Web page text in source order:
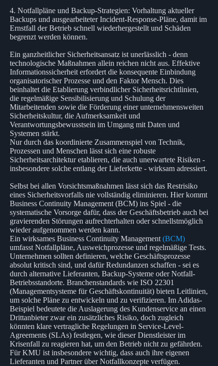
4. Notfallpläne und Backup-Strategien: Vorhaltung aktueller
Backups und ausgearbeiteter Incident-Response-Pläne, damit im
Ernstfall der Betrieb schnell wiederhergestellt und Schäden
begrenzt werden können.
Ein ganzheitlicher Sicherheitsansatz ist unerlässlich - denn
technologische Maßnahmen allein reichen nicht aus. Effektive
Informationssicherheit erfordert die konsequente Einbindung
organisatorischer Prozesse und den Faktor Mensch. Dies
beinhaltet die Etablierung verbindlicher Sicherheitsrichtlinien,
die regelmäßige Sensibilisierung und Schulung der
Mitarbeitenden sowie die Förderung einer unternehmensweiten
Sicherheitskultur, die Aufmerksamkeit und
Verantwortungsbewusstsein im Umgang mit Daten und
Systemen stärkt.
Nur durch das koordinierte Zusammenspiel von Technik,
Prozessen und Menschen lässt sich eine robuste
Sicherheitsarchitektur etablieren, die auch unerwartete Risiken -
insbesondere solche entlang der Lieferkette - wirksam adressiert.
Selbst bei allen Vorsichtsmaßnahmen lässt sich das Restrisiko
eines Sicherheitsvorfalls nie vollständig eliminieren. Hier kommt
Business Continuity Management (BCM) ins Spiel - die
systematische Vorsorge dafür, dass der Geschäftsbetrieb auch bei
gravierenden Störungen aufrechterhalten oder schnellstmöglich
wieder aufgenommen werden kann.
Ein wirksames Business Continuity Management (BCM)
umfasst Notfallpläne, Ausweichprozesse und regelmäßige Tests.
Unternehmen sollten definieren, welche Geschäftsprozesse
absolut kritisch sind, und dafür Redundanzen schaffen - sei es
durch alternative Lieferanten, Backup-Systeme oder Notfall-
Betriebsstandorte. Branchenstandards wie ISO 22301
(Managementsysteme für Geschäftskontinuität) bieten Leitlinien,
um solche Pläne zu entwickeln und zu verifizieren. Im Adidas-
Beispiel bedeutete die Auslagerung des Kundenservice an einen
Drittanbieter zwar ein zusätzliches Risiko, doch zugleich
könnten klare vertragliche Regelungen in Service-Level-
Agreements (SLAs) festlegen, wie dieser Dienstleister im
Krisenfall zu reagieren hat, um den Betrieb nicht zu gefährden.
Für KMU ist insbesondere wichtig, dass auch ihre eigenen
Lieferanten und Partner über Notfallkonzepte verfügen.